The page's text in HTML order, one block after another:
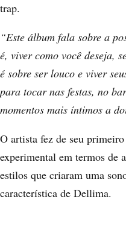
trap.
“Este álbum fala sobre a
é, viver como você deseja,
é sobre ser louco e viver
para tocar nas festas, no
momentos mais íntimos a
O artista fez de seu
experimental em termos de
estilos que criaram uma
característica de Dellima.